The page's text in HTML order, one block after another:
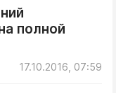
полной
17.10.2016, 07:59